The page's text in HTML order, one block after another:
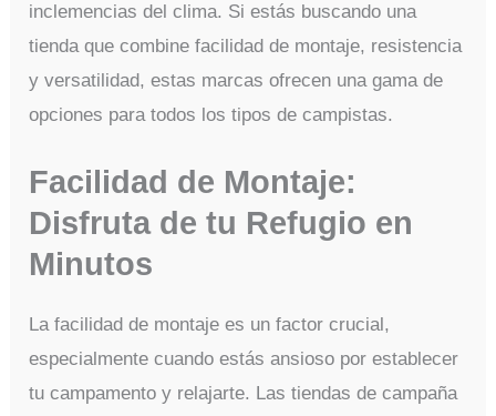
inclemencias del clima. Si estás buscando una
tienda que combine facilidad de montaje, resistencia
y versatilidad, estas marcas ofrecen una gama de
opciones para todos los tipos de campistas.
Facilidad de Montaje:
Disfruta de tu Refugio en
Minutos
La facilidad de montaje es un factor crucial,
especialmente cuando estás ansioso por establecer
tu campamento y relajarte. Las tiendas de campaña